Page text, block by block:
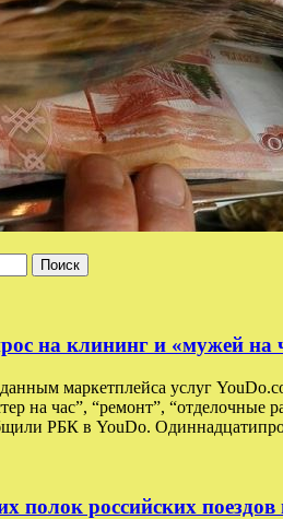
на клининг и «мужей на
маркетплейса услуг
на час”, “ремонт”,
РБК в YouDo.
полок российских